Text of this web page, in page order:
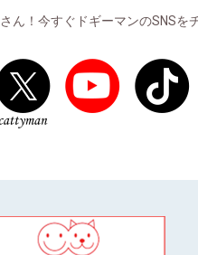
ん！今すぐドギーマンのSNSを